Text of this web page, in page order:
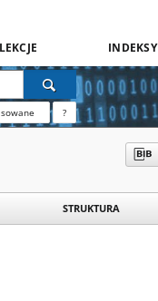
INDEKSY
?
STRUKTURA